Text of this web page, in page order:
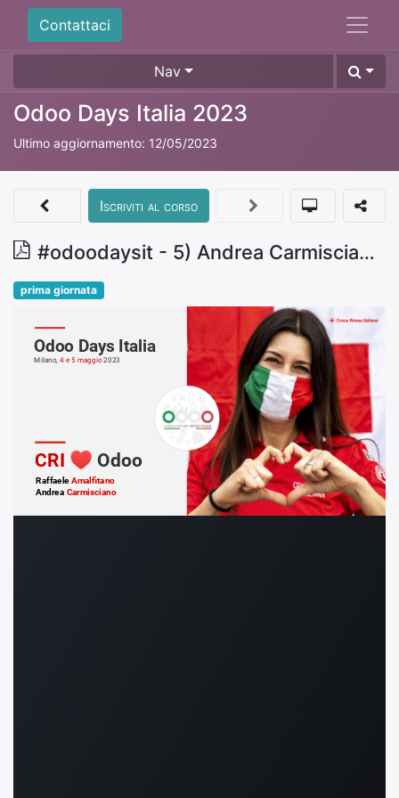
Contattaci
Nav
Odoo Days Italia 2023
Ultimo aggiornamento: 12/05/2023
#odoodaysit - 5) Andrea Carmisciano - Raffaele Amalfitano - Croce Rossa perde la testa per Odoo rev.2
Iscriviti al corso
prima giornata